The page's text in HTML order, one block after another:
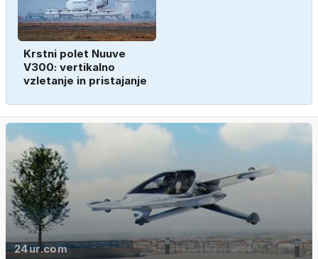
Krstni polet Nuuve
V300: vertikalno
vzletanje in pristajanje
24ur.com